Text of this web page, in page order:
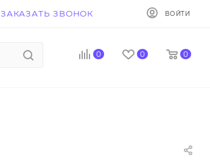
ЗАКАЗАТЬ ЗВОНОК ВОЙТИ
0 0 0